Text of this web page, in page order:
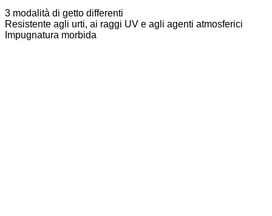
3 modalità di getto differenti
Resistente agli urti, ai raggi UV e agli agenti atmosferici
Impugnatura morbida